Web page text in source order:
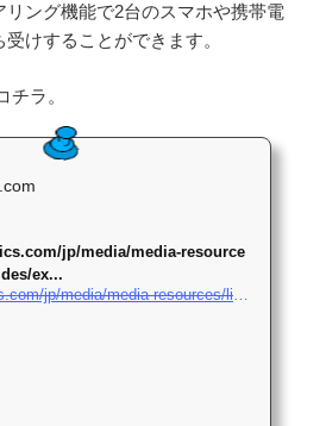
ング機能で2台のスマホや携帯電
けすることができます。
ラ。
jp/media/media-resource
ex...
http://www.plantronics.com/jp/media/media-resources/literature/user_guides/explorer-500_ug_jp.pdf